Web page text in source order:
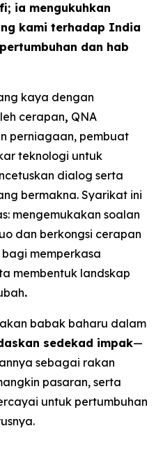
ia mengukuhkan
kami terhadap India
dan hab
kaya dengan
cerapan, QNA
perniagaan, pembuat
teknologi untuk
dialog serta
bermakna. Syarikat ini
mengemukakan soalan
dan berkongsi cerapan
memperkasa
membentuk landskap
.
babak baharu dalam
sedekad impak—
sebagai rakan
pasaran, serta
untuk pertumbuhan